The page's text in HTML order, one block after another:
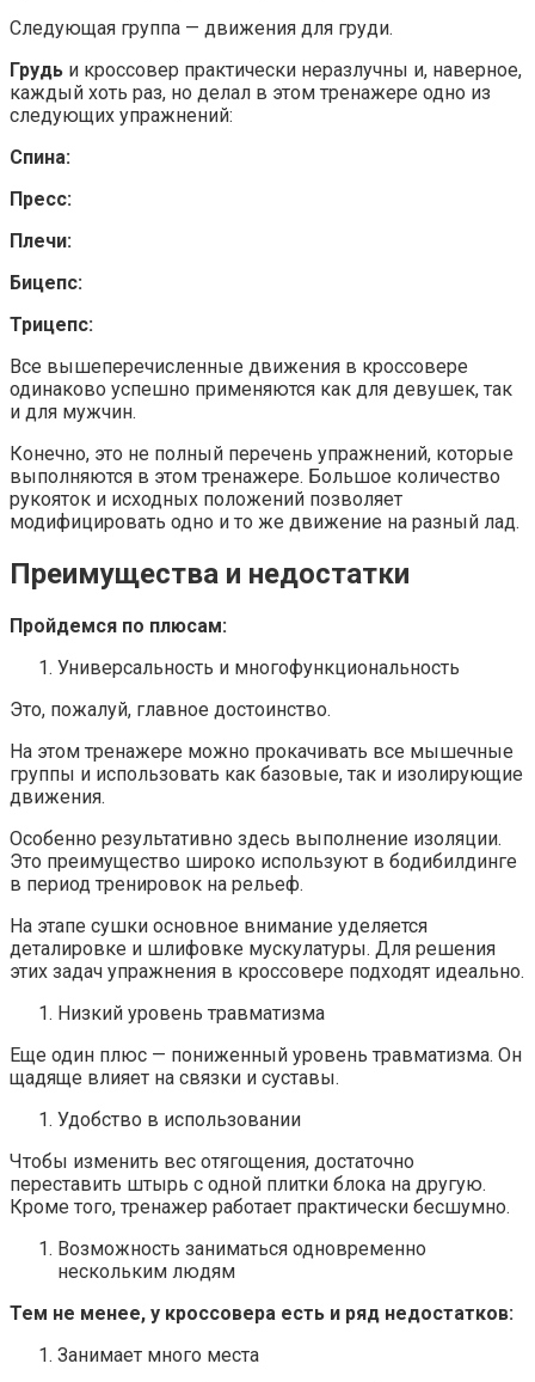
Следующая группа — движения для груди.
Грудь и кроссовер практически неразлучны и, наверное,
каждый хоть раз, но делал в этом тренажере одно из
следующих упражнений:
Спина:
Пресс:
Плечи:
Бицепс:
Трицепс:
Все вышеперечисленные движения в кроссовере
одинаково успешно применяются как для девушек, так
и для мужчин.
Конечно, это не полный перечень упражнений, которые
выполняются в этом тренажере. Большое количество
рукояток и исходных положений позволяет
модифицировать одно и то же движение на разный лад.
Преимущества и недостатки
Пройдемся по плюсам:
Универсальность и многофункциональность
Это, пожалуй, главное достоинство.
На этом тренажере можно прокачивать все мышечные
группы и использовать как базовые, так и изолирующие
движения.
Особенно результативно здесь выполнение изоляции.
Это преимущество широко используют в бодибилдинге
в период тренировок на рельеф.
На этапе сушки основное внимание уделяется
деталировке и шлифовке мускулатуры. Для решения
этих задач упражнения в кроссовере подходят идеально.
Низкий уровень травматизма
Еще один плюс — пониженный уровень травматизма. Он
щадяще влияет на связки и суставы.
Удобство в использовании
Чтобы изменить вес отягощения, достаточно
переставить штырь с одной плитки блока на другую.
Кроме того, тренажер работает практически бесшумно.
Возможность заниматься одновременно
нескольким людям
Тем не менее, у кроссовера есть и ряд недостатков:
Занимает много места